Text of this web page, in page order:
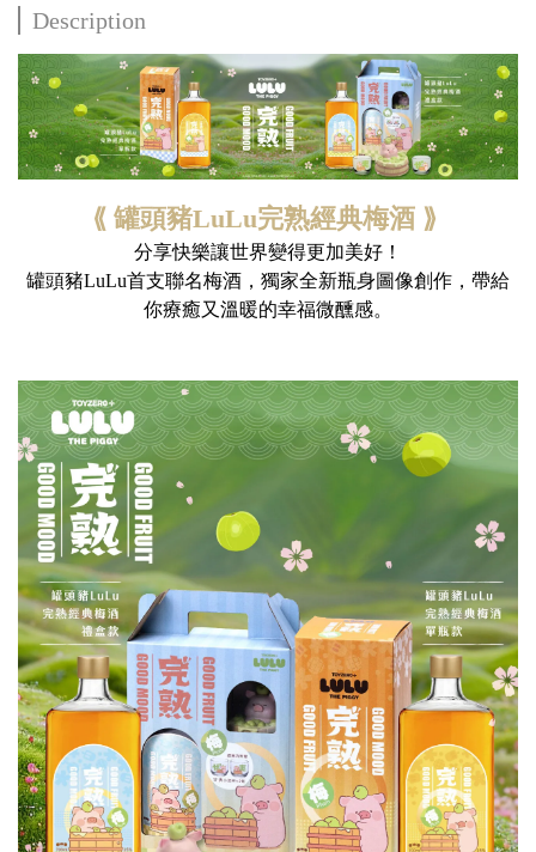
Description
⟪ 罐頭豬LuLu完熟經典梅酒 ⟫
分享快樂讓世界變得更加美好！
罐頭豬LuLu首支聯名梅酒，獨家全新瓶身圖像創作，帶給
你療癒又溫暖的幸福微醺感。